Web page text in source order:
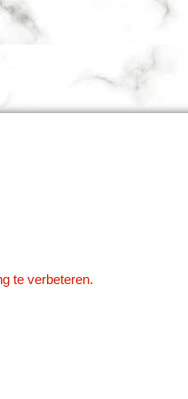
te verbeteren.